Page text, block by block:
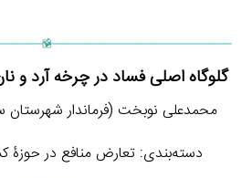
گلوگاه اصلی فساد در چرخه آرد و
محمدعلی نوبخت (فرماندار شهرستان ساری) ـ ۱۸
دسته‌بندی: تعارض منافع در حوزۀ